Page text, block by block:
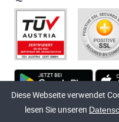
Technische
Diese Webseite verwendet
lesen Sie unseren